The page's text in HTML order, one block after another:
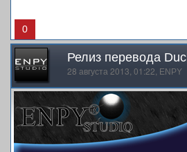
0
Релиз перевода
28 августа 2013, 01:22, ENPY